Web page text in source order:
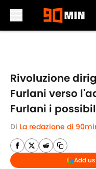
Rivoluzione
Furlani verso
Furlani i
Di La redazione di
Add